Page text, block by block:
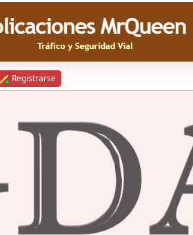
Registrarse